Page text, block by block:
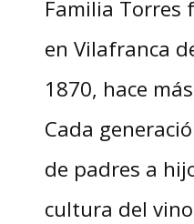
Familia Torres
en Vilafranca
1870, hace
Cada
de padres a
cultura del